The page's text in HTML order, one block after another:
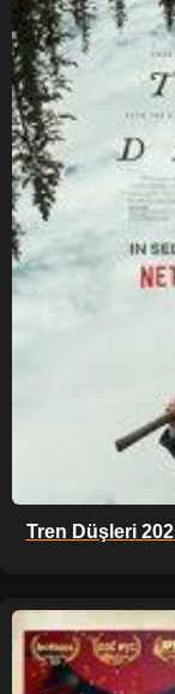
Tren Düşleri